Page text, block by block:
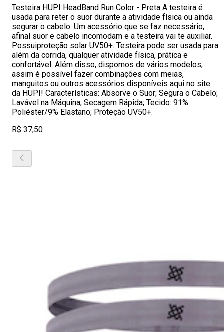
Testeira HUPI HeadBand Run Color - Preta A testeira é
usada para reter o suor durante a atividade física ou ainda
segurar o cabelo. Um acessório que se faz necessário,
afinal suor e cabelo incomodam e a testeira vai te auxiliar.
Possuiproteção solar UV50+. Testeira pode ser usada para
além da corrida, qualquer atividade física, prática e
confortável. Além disso, dispomos de vários modelos,
assim é possível fazer combinações com meias,
manguitos ou outros acessórios disponíveis aqui no site
da HUPI! Características: Absorve o Suor; Segura o Cabelo;
Lavável na Máquina; Secagem Rápida; Tecido: 91%
Poliéster/9% Elastano; Proteção UV50+.
R$ 37,50